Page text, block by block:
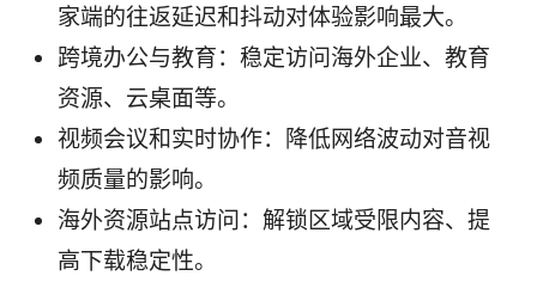
家端的往返延迟和抖动对体验影响最大。
跨境办公与教育：稳定访问海外企业、教育
资源、云桌面等。
视频会议和实时协作：降低网络波动对音视
频质量的影响。
海外资源站点访问：解锁区域受限内容、提
高下载稳定性。